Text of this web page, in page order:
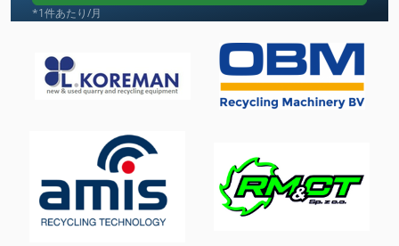
その他
サーボモーター
シート フィーダー
スリッターライン
ツール ボックス
*1件あたり/月